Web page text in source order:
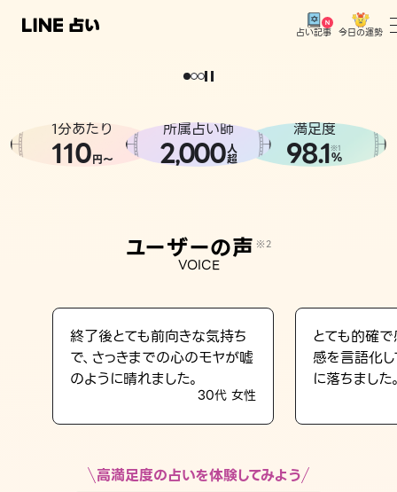
占い記事 今日の運勢
相談事例
LINE占いを開く
※LINEアプリ内のサービスページへ遷移します
どうせなら
。
1分あたり
110円〜
所属占い師
2,000人
超
満足度
98.1※1
%
ユーザーの声 ※2
VOICE
終了後とても前向きな気持ち
で、さっきまでの心のモヤが嘘
のように晴れました。
30代 女性
とても的確
感を言語化
に落ちました
高満足度の占いを体験してみよう